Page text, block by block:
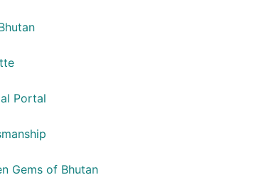
Portal
Gems of Bhutan